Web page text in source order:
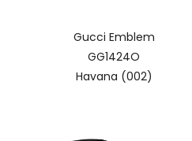
Gucci Emblem
GG1424O
Havana (002)